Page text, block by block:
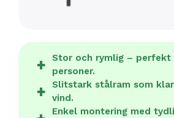
Stor och rymlig –
personer.
Slitstark stålram som
vind.
Enkel montering med